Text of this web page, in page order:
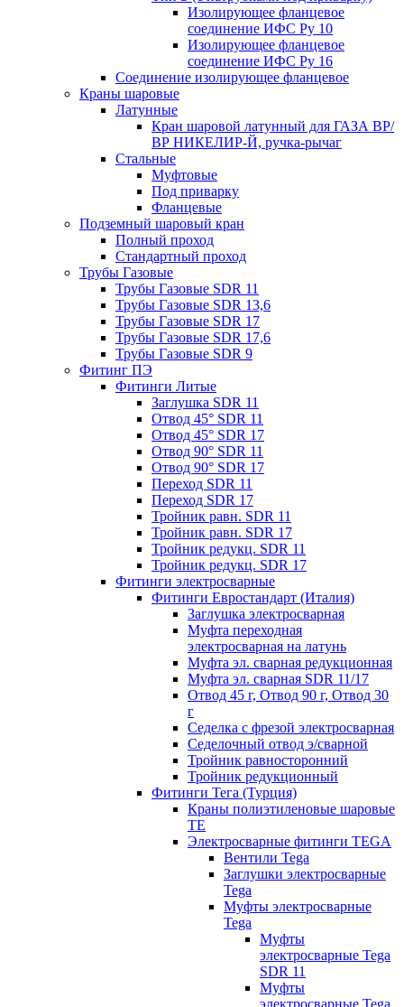
Изолирующее фланцевое
соединение ИФС Ру 10
Изолирующее фланцевое
соединение ИФС Ру 16
Соединение изолирующее фланцевое
Краны шаровые
Латунные
Кран шаровой латунный для ГАЗА ВР/
ВР НИКЕЛИР-Й, ручка-рычаг
Стальные
Муфтовые
Под приварку
Фланцевые
Подземный шаровый кран
Полный проход
Стандартный проход
Трубы Газовые
Трубы Газовые SDR 11
Трубы Газовые SDR 13,6
Трубы Газовые SDR 17
Трубы Газовые SDR 17,6
Трубы Газовые SDR 9
Фитинг ПЭ
Фитинги Литые
Заглушка SDR 11
Отвод 45° SDR 11
Отвод 45° SDR 17
Отвод 90° SDR 11
Отвод 90° SDR 17
Переход SDR 11
Переход SDR 17
Тройник равн. SDR 11
Тройник равн. SDR 17
Тройник редукц. SDR 11
Тройник редукц. SDR 17
Фитинги электросварные
Фитинги Евростандарт (Италия)
Заглушка электросварная
Муфта переходная
электросварная на латунь
Муфта эл. cварная редукционная
Муфта эл. сварная SDR 11/17
Отвод 45 г, Отвод 90 г, Отвод 30
г
Седелка с фрезой электросварная
Седелочный отвод э/сварной
Тройник равносторонний
Тройник редукционный
Фитинги Тега (Турция)
Краны полиэтиленовые шаровые
TE
Электросварные фитинги TEGA
Вентили Tega
Заглушки электросварные
Tega
Муфты электросварные
Tega
Муфты
электросварные Tega
SDR 11
Муфты
электросварные Tega